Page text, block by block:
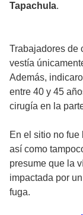
Tapachula.
Trabajadores de
vestía
Además,
entre 40 y 45
cirugía en la
En el sitio no
así como
presume que la
impactada por
fuga.